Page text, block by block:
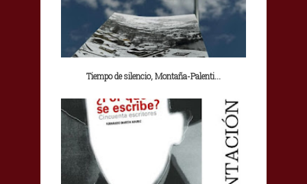
Tiempo de silencio, Montaña-Palenti...